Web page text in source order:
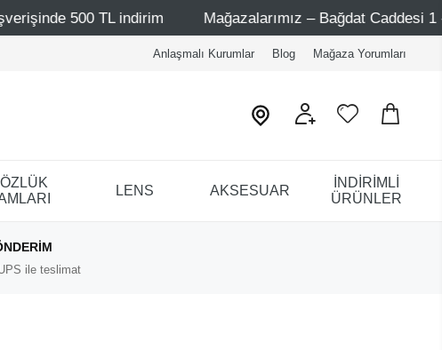
TL indirim Mağazalarımız – Bağdat Caddesi 1 - Bağdat
Anlaşmalı Kurumlar Blog Mağaza Yorumları
LENS AKSESUAR
İNDİRİMLİ
ÜRÜNLER
ile teslimat